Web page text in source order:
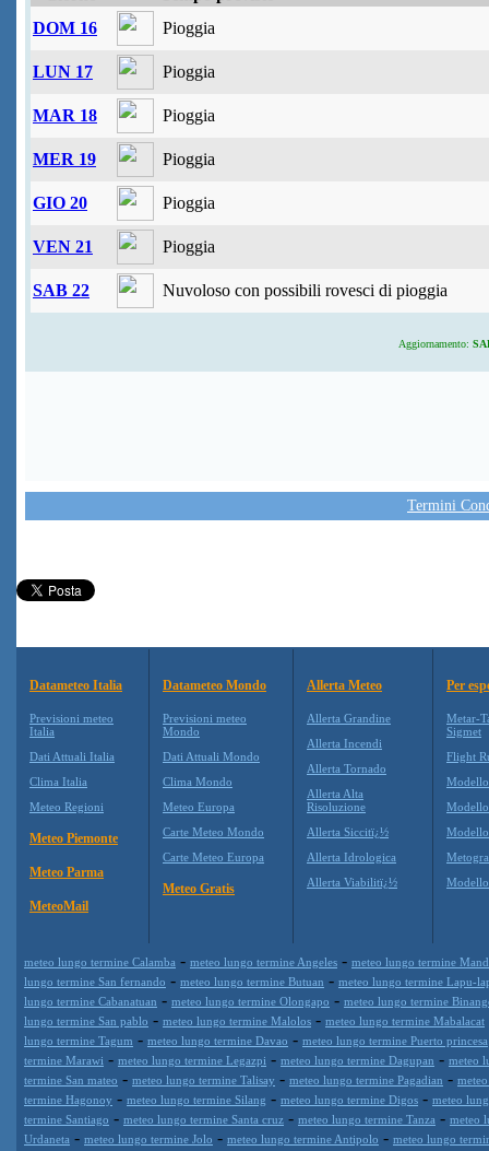
DOM 16
Pioggia
LUN 17 Pioggia
MAR 18 Pioggia
MER 19 Pioggia
GIO 20 Pioggia
VEN 21 Pioggia
SAB 22 Nuvoloso con possibili rovesci di pioggia
Aggiornamento:
Termini
Datameteo Italia
Previsioni meteo
Italia
Dati Attuali Italia
Clima Italia
Meteo Regioni
Meteo Piemonte
Meteo Parma
MeteoMail
Datameteo Mondo
Previsioni meteo
Mondo
Dati Attuali Mondo
Clima Mondo
Meteo Europa
Carte Meteo Mondo
Carte Meteo Europa
Meteo Gratis
Allerta Meteo
Allerta Grandine
Allerta Incendi
Allerta Tornado
Allerta Alta
Risoluzione
Allerta Siccitï¿½
Allerta Idrologica
Allerta Viabilitï¿½
Per
Metar-
Sigmet
Flight
Modello
meteo lungo termine Calamba - meteo lungo termine Angeles - meteo lungo termine
lungo termine San fernando - meteo lungo termine Butuan - meteo lungo termine Lapu-
lungo termine Cabanatuan - meteo lungo termine Olongapo - meteo lungo termine
lungo termine San pablo - meteo lungo termine Malolos - meteo lungo termine Mabalacat
lungo termine Tagum - meteo lungo termine Davao - meteo lungo termine Puerto princesa
termine Marawi - meteo lungo termine Legazpi - meteo lungo termine Dagupan - meteo
termine San mateo - meteo lungo termine Talisay - meteo lungo termine Pagadian -
termine Hagonoy - meteo lungo termine Silang - meteo lungo termine Digos - meteo
termine Santiago - meteo lungo termine Santa cruz - meteo lungo termine Tanza - meteo
Urdaneta - meteo lungo termine Jolo - meteo lungo termine Antipolo - meteo lungo